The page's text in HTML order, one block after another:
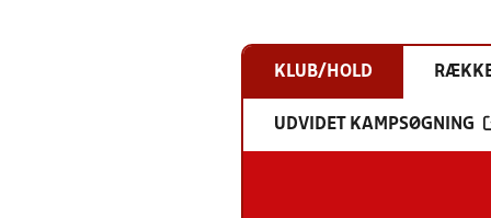
KLUB/HOLD
UDVIDET KAMPSØGNING